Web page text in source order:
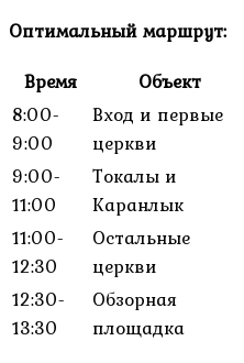
Оптимальный маршрут:
Время
Объект
8:00-
9:00
Вход и первые
церкви
9:00-
11:00
Токалы и
Каранлык
11:00-
12:30
Остальные
церкви
12:30-
13:30
Обзорная
площадка